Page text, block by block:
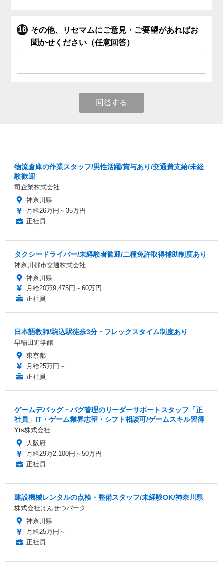
その他、リセマムにご意見・ご要望があればお
聞かせください（任意回答）
回答する
物流倉庫の作業スタッフ/男性活躍/賞与あり/交通費支給/未経
験歓迎
司企業株式会社
神奈川県
月給26万円～35万円
正社員
タクシードライバー/未経験者歓迎/二種免許取得補助制度あり
神奈川都市交通株式会社
神奈川県
月給20万9,475円～60万円
正社員
日本語教師/駒込駅徒歩3分・フレックスタイム制度あり
早稲田進学館
東京都
月給25万円～
正社員
ゲームデバッグ・バグ管理のリーダーサポートスタッフ「正
社員」IT・ゲーム業界志望・シフト相談可/ゲームスキル習得
Yts株式会社
大阪府
月給29万2,100円～50万円
正社員
建設機械レンタルの点検・整備スタッフ/未経験OK/神奈川県
株式会社けんせつパーク
神奈川県
月給25万円～
正社員